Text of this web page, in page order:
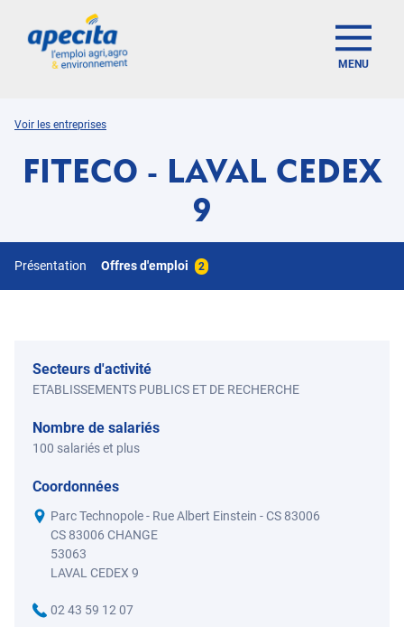
MENU
Voir les entreprises
FITECO - LAVAL CEDEX
9
Présentation Offres d'emploi 2
Secteurs d'activité
ETABLISSEMENTS PUBLICS ET DE RECHERCHE
Nombre de salariés
100 salariés et plus
Coordonnées
Parc Technopole - Rue Albert Einstein - CS 83006
CS 83006 CHANGE
53063
LAVAL CEDEX 9
02 43 59 12 07